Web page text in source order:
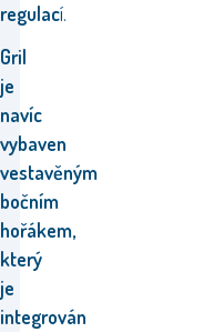
regulací.
Gril
je
navíc
vybaven
vestavěným
bočním
hořákem,
který
je
integrován